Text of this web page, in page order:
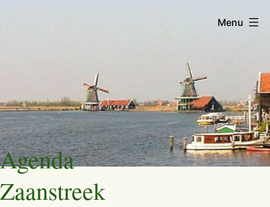
Ga
naar
de
inhoud
Agenda
Zaanstreek
Menu